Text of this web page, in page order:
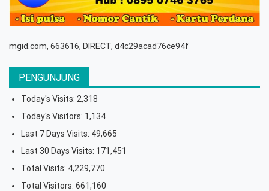
mgid.com, 663616, DIRECT, d4c29acad76ce94f
PENGUNJUNG
Today's Visits: 2,318
Today's Visitors: 1,134
Last 7 Days Visits: 49,665
Last 30 Days Visits: 171,451
Total Visits: 4,229,770
Total Visitors: 661,160